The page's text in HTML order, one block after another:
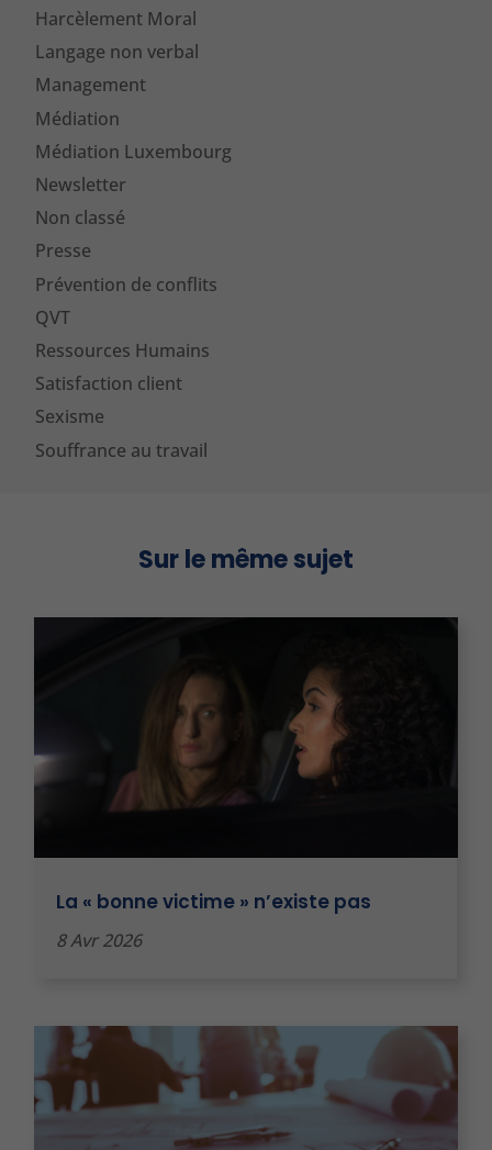
Harcèlement Moral
Langage non verbal
Management
Médiation
Médiation Luxembourg
Newsletter
Non classé
Presse
Prévention de conflits
QVT
Ressources Humains
Satisfaction client
Sexisme
Souffrance au travail
Sur le même sujet
La « bonne victime » n’existe pas
8 Avr 2026